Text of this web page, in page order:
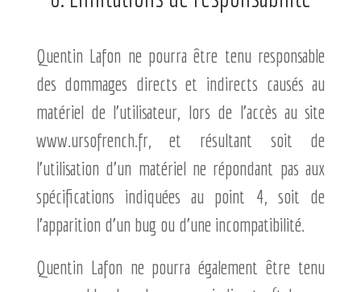
Quentin Lafon ne pourra être tenu responsable
des dommages directs et indirects causés au
matériel de l’utilisateur, lors de l’accès au site
www.ursofrench.fr, et résultant soit de
l’utilisation d’un matériel ne répondant pas aux
spécifications indiquées au point 4, soit de
l’apparition d’un bug ou d’une incompatibilité.
Quentin Lafon ne pourra également être tenu